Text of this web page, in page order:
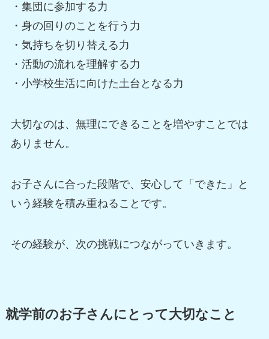
・集団に参加する力
・身の回りのことを行う力
・気持ちを切り替える力
・活動の流れを理解する力
・小学校生活に向けた土台となる力
大切なのは、無理にできることを増やすことでは
ありません。
お子さんに合った段階で、安心して「できた」と
いう経験を積み重ねることです。
その経験が、次の挑戦につながっていきます。
就学前のお子さんにとって大切なこと